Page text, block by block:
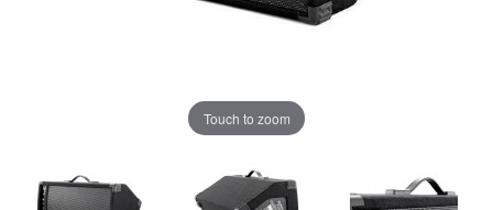
Touch to zoom